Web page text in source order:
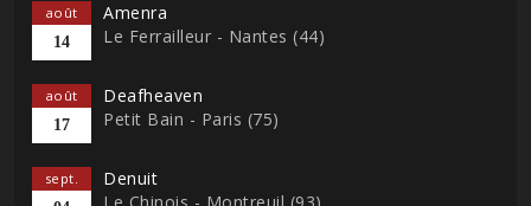
août
14
Amenra
Le Ferrailleur - Nantes (44)
août
17
Deafheaven
Petit Bain - Paris (75)
sept.
Denuit